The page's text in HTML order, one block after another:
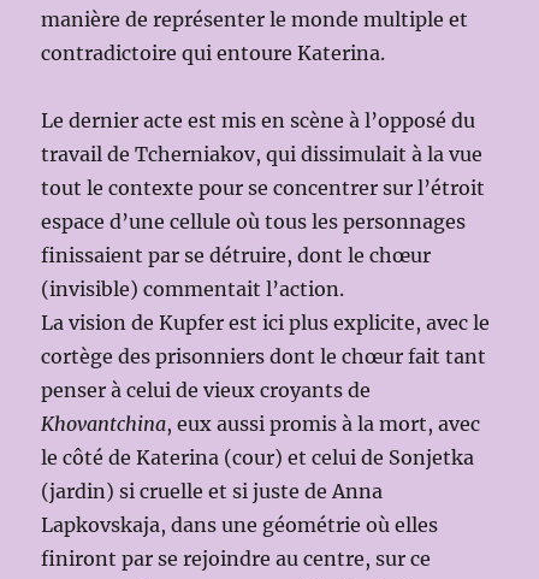
manière de représenter le monde multiple et
contradictoire qui entoure Katerina.
Le dernier acte est mis en scène à l’opposé du
travail de Tcherniakov, qui dissimulait à la vue
tout le contexte pour se concentrer sur l’étroit
espace d’une cellule où tous les personnages
finissaient par se détruire, dont le chœur
(invisible) commentait l’action.
La vision de Kupfer est ici plus explicite, avec le
cortège des prisonniers dont le chœur fait tant
penser à celui de vieux croyants de
Khovantchina, eux aussi promis à la mort, avec
le côté de Katerina (cour) et celui de Sonjetka
(jardin) si cruelle et si juste de Anna
Lapkovskaja, dans une géométrie où elles
finiront par se rejoindre au centre, sur ce